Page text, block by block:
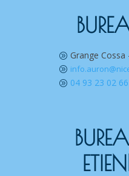
A Grange
A
A 04 93 23 02 66